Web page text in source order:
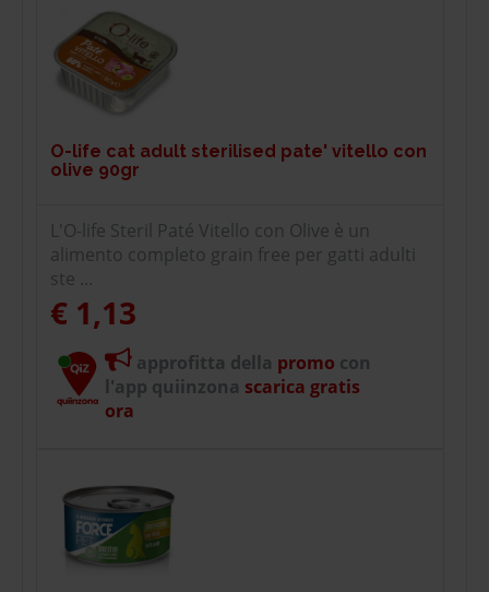
O-life cat adult sterilised pate' vitello con
olive 90gr
L'O-life Steril Paté Vitello con Olive è un
alimento completo grain free per gatti adulti
ste ...
€ 1,13
approfitta della promo con
l'app quiinzona scarica gratis
ora